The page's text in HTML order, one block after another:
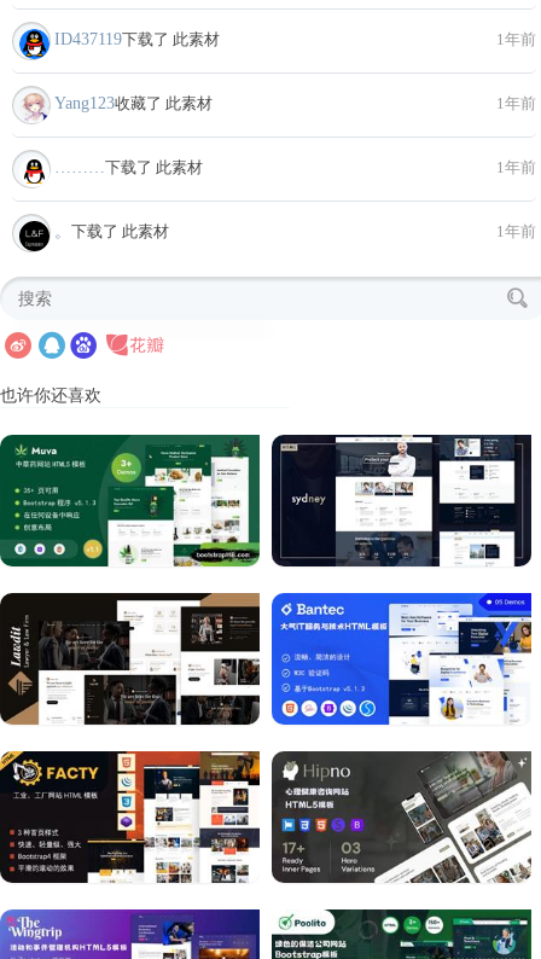
ID437119下载了 此素材 1年前
Yang123收藏了 此素材 1年前
下载了 此素材 1年前
。 下载了 此素材 1年前
也许你还喜欢